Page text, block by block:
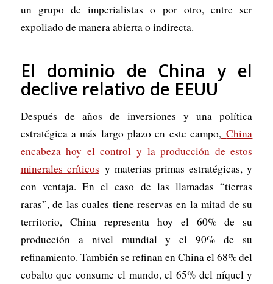
un grupo de imperialistas o por otro, entre ser
expoliado de manera abierta o indirecta.
El dominio de China y el
declive relativo de EEUU
Después de años de inversiones y una política
estratégica a más largo plazo en este campo, China
encabeza hoy el control y la producción de estos
minerales críticos y materias primas estratégicas, y
con ventaja. En el caso de las llamadas “tierras
raras”, de las cuales tiene reservas en la mitad de su
territorio, China representa hoy el 60% de su
producción a nivel mundial y el 90% de su
refinamiento. También se refinan en China el 68% del
cobalto que consume el mundo, el 65% del níquel y